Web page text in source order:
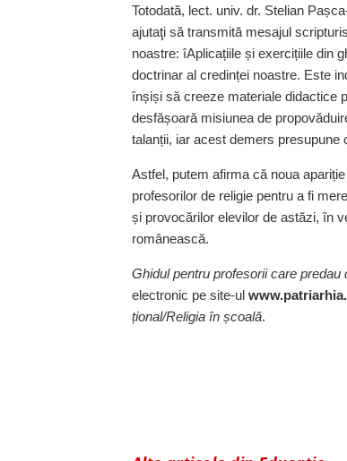
Totodată, lect. univ. dr. Stelian
ajutaţi să transmită mesajul
noastre: îAplicațiile și exercițiile din
doctrinar al credinței noastre. Este
înșiși să creeze materiale didactice
desfășoară misiunea de
talanții, iar acest demers presupune
Astfel, putem afirma că noua
profesorilor de religie pentru a fi
și provocărilor elevilor de astăzi, în
românească.
Ghidul pentru profesorii care
electronic pe site-ul
țional/Religia în școală.